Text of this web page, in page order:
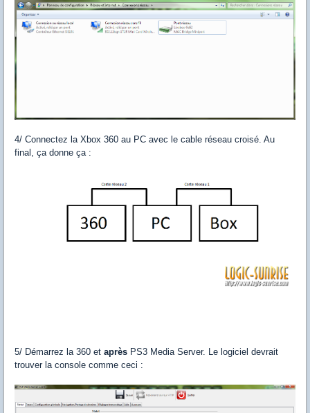
4/ Connectez la Xbox 360 au PC avec le cable réseau croisé. Au
final, ça donne ça :
5/ Démarrez la 360 et après PS3 Media Server. Le logiciel devrait
trouver la console comme ceci :